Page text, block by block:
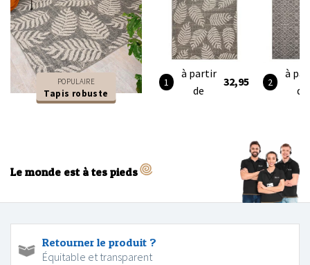
POPULAIRE
Tapis robuste
à partir
de
32,95
à
de
Le monde est à tes pieds
Retourner le produit ?
Équitable et transparent